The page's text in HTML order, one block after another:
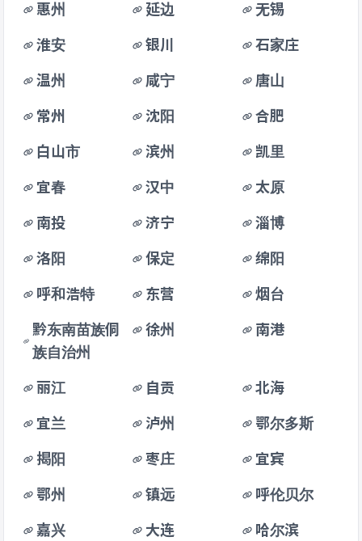
惠州 延边 无锡
淮安 银川 石家庄
温州 咸宁 唐山
常州 沈阳 合肥
白山市 滨州 凯里
宜春 汉中 太原
南投 济宁 淄博
洛阳 保定 绵阳
呼和浩特 东营 烟台
黔东南苗族侗
族自治州
徐州 南港
丽江 自贡 北海
宜兰 泸州 鄂尔多斯
揭阳 枣庄 宜宾
鄂州 镇远 呼伦贝尔
嘉兴 大连 哈尔滨